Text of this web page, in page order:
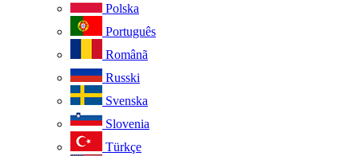
Polska
Português
Românã
Russki
Svenska
Slovenia
Türkçe